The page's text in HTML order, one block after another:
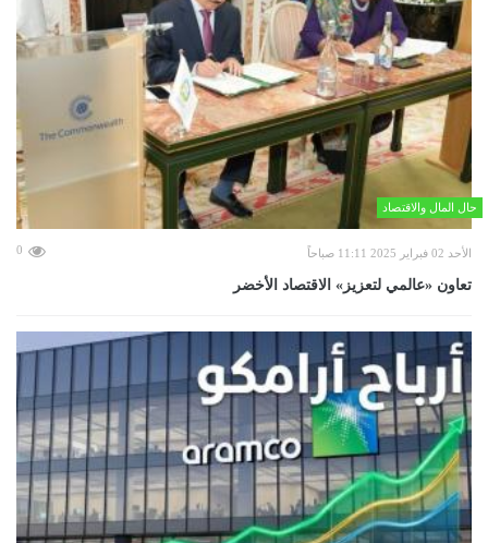
حال المال والاقتصاد
الأحد 02 فبراير 2025 11:11 صباحاً 0
تعاون «عالمي لتعزيز» الاقتصاد الأخضر